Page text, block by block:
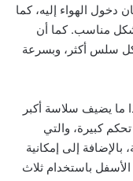
الهواء إليه، كما
مناسب. كما أن
سلس أكثر، وبسرعة
ما يضيف سلاسة أكبر
كبيرة، والتي
إلى إمكانية
باستخدام ثلاث